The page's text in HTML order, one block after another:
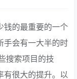
的最重要的一个
手会有一大半的时
搜索项目的技
很大的提升。以